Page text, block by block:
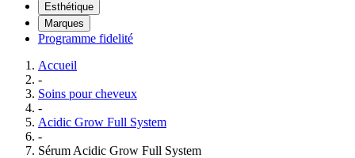
Esthétique
Marques
Programme fidelité
Accueil
-
Soins pour cheveux
-
Acidic Grow Full System
-
Sérum Acidic Grow Full System